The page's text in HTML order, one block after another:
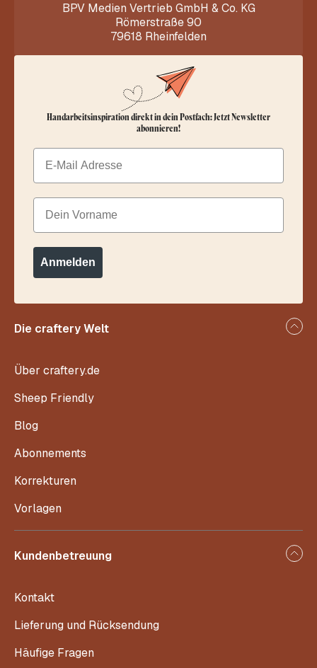
BPV Medien Vertrieb GmbH & Co. KG
Römerstraße 90
79618 Rheinfelden
Die craftery Welt
Über craftery.de
Sheep Friendly
Blog
Abonnements
Korrekturen
Vorlagen
Kundenbetreuung
Kontakt
Lieferung und Rücksendung
Häufige Fragen
Handarbeitsinspiration direkt in dein Postfach: Jetzt Newsletter
abonnieren!
Email
Dein Vorname
Anmelden